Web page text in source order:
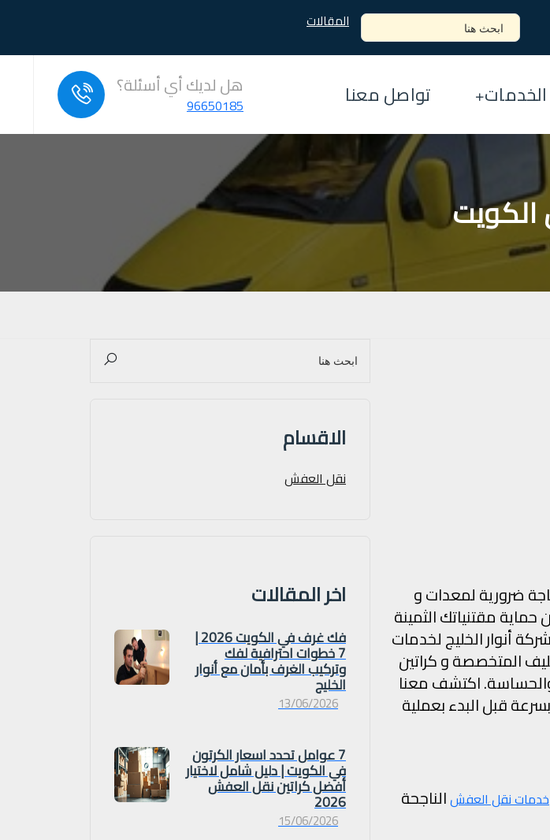
المقالات
الخدمات تواصل معنا هل لديك أي أسئلة؟
96650185
ضرورية لمعدات و
مقتنياتك الثمينة
أنوار الخليج لخدمات
المتخصصة و كراتين
والحساسة. اكتشف معنا
قبل البدء بعملية
خدمات نقل العفشالناجحة
الاقسام
نقل العفش
اخر المقالات
فك غرف في الكويت 2026 |
7 خطوات احترافية لفك
وتركيب الغرف بأمان مع أنوار
الخليج
13/06/2026
7 عوامل تحدد اسعار الكرتون
في الكويت | دليل شامل لاختيار
أفضل كراتين نقل العفش
2026
15/06/2026